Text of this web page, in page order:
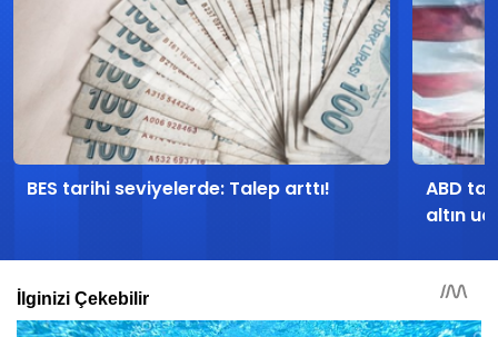
BES tarihi seviyelerde: Talep arttı!
ABD
altın